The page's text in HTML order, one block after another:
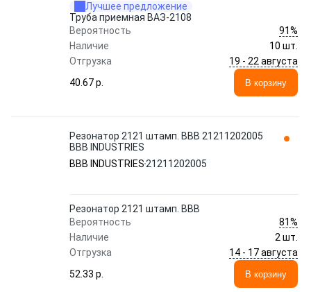
Лучшее предложение
Труба приемная ВАЗ-2108
Вероятность
91%
Наличие
10 шт.
Отгрузка
19 - 22 августа
40.67 p.
В корзину
Резонатор 2121 штамп. ВВВ 21211202005
BBB INDUSTRIES
BBB INDUSTRIES 21211202005
Резонатор 2121 штамп. ВВВ
Вероятность
81%
Наличие
2 шт.
Отгрузка
14 - 17 августа
52.33 p.
В корзину